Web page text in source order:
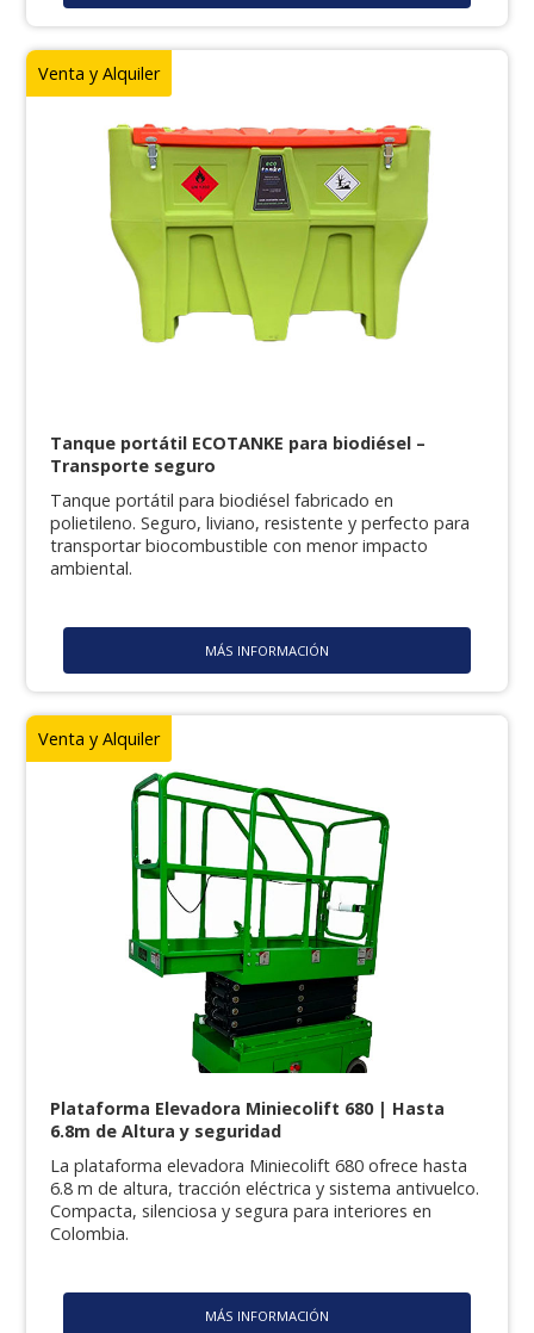
Venta y Alquiler
Tanque portátil ECOTANKE para biodiésel –
Transporte seguro
Tanque portátil para biodiésel fabricado en
polietileno. Seguro, liviano, resistente y perfecto para
transportar biocombustible con menor impacto
ambiental.
MÁS INFORMACIÓN
Venta y Alquiler
Plataforma Elevadora Miniecolift 680 | Hasta
6.8m de Altura y seguridad
La plataforma elevadora Miniecolift 680 ofrece hasta
6.8 m de altura, tracción eléctrica y sistema antivuelco.
Compacta, silenciosa y segura para interiores en
Colombia.
MÁS INFORMACIÓN